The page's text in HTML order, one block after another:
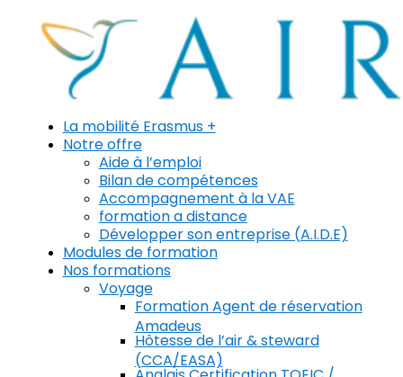
La mobilité Erasmus +
Notre offre
Aide à l’emploi
Bilan de compétences
Accompagnement à la VAE
formation a distance
Développer son entreprise (A.I.D.E)
Modules de formation
Nos formations
Voyage
Formation Agent de réservation
Amadeus
Hôtesse de l’air & steward
(CCA/EASA)